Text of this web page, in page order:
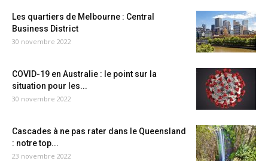
Les quartiers de Melbourne : Central
Business District
30 novembre 2022
COVID-19 en Australie : le point sur la
situation pour les...
30 novembre 2022
Cascades à ne pas rater dans le Queensland
: notre top...
23 novembre 2022